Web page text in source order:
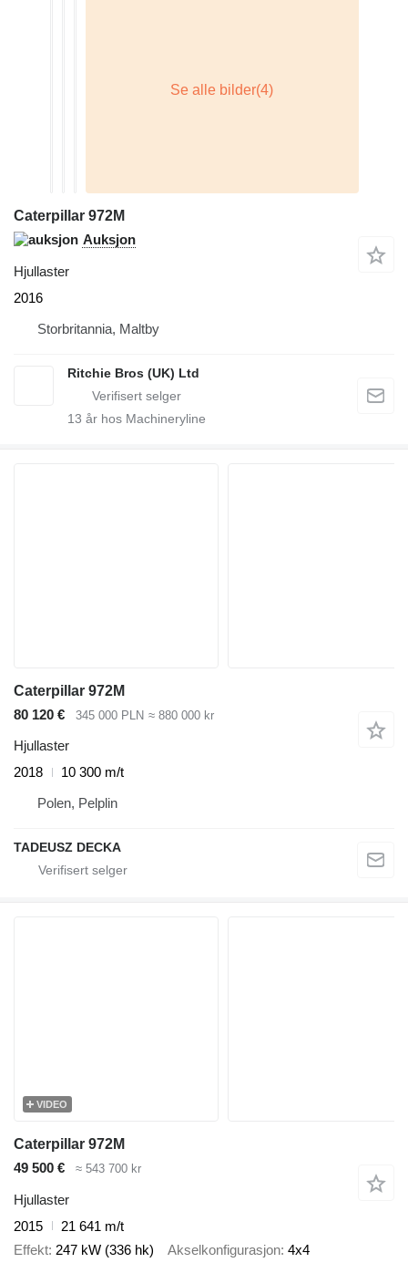
Caterpillar 972M
Auksjon
Hjullaster
2016
Storbritannia, Maltby
Ritchie Bros (UK) Ltd
13 år hos Machineryline
Caterpillar 972M
80 120 €
345 000 PLN ≈ 880 000 kr
Hjullaster
2018
10 300 m/t
Polen, Pelplin
TADEUSZ DECKA
VIDEO
Caterpillar 972M
49 500 €
≈ 543 700 kr
Hjullaster
2015
21 641 m/t
Effekt 247 kW (336 hk) Akselkonfigurasjon 4x4